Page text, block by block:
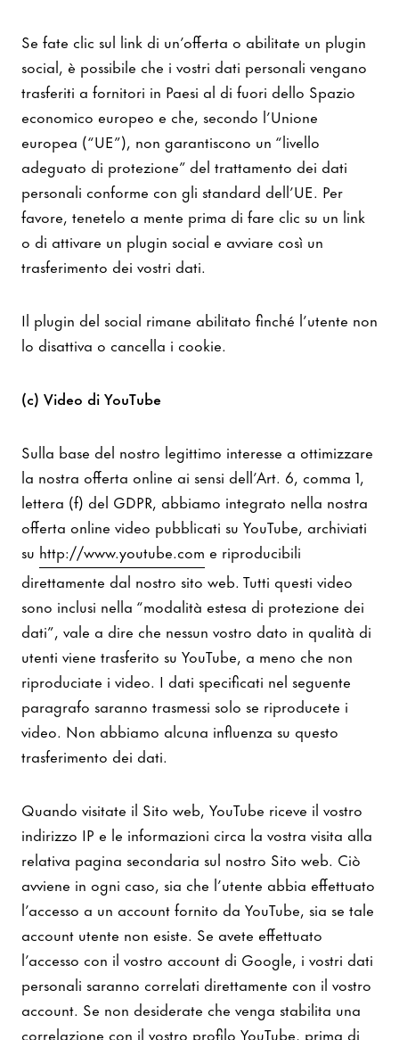
Se fate clic sul link di un’offerta o abilitate un plugin
social, è possibile che i vostri dati personali vengano
trasferiti a fornitori in Paesi al di fuori dello Spazio
economico europeo e che, secondo l’Unione
europea (“UE”), non garantiscono un “livello
adeguato di protezione” del trattamento dei dati
personali conforme con gli standard dell’UE. Per
favore, tenetelo a mente prima di fare clic su un link
o di attivare un plugin social e avviare così un
trasferimento dei vostri dati.
Il plugin del social rimane abilitato finché l’utente non
lo disattiva o cancella i cookie.
(c) Video di YouTube
Sulla base del nostro legittimo interesse a ottimizzare
la nostra offerta online ai sensi dell’Art. 6, comma 1,
lettera (f) del GDPR, abbiamo integrato nella nostra
offerta online video pubblicati su YouTube, archiviati
su http://www.youtube.com e riproducibili
direttamente dal nostro sito web. Tutti questi video
sono inclusi nella “modalità estesa di protezione dei
dati”, vale a dire che nessun vostro dato in qualità di
utenti viene trasferito su YouTube, a meno che non
riproduciate i video. I dati specificati nel seguente
paragrafo saranno trasmessi solo se riproducete i
video. Non abbiamo alcuna influenza su questo
trasferimento dei dati.
Quando visitate il Sito web, YouTube riceve il vostro
indirizzo IP e le informazioni circa la vostra visita alla
relativa pagina secondaria sul nostro Sito web. Ciò
avviene in ogni caso, sia che l’utente abbia effettuato
l’accesso a un account fornito da YouTube, sia se tale
account utente non esiste. Se avete effettuato
l’accesso con il vostro account di Google, i vostri dati
personali saranno correlati direttamente con il vostro
account. Se non desiderate che venga stabilita una
correlazione con il vostro profilo YouTube, prima di